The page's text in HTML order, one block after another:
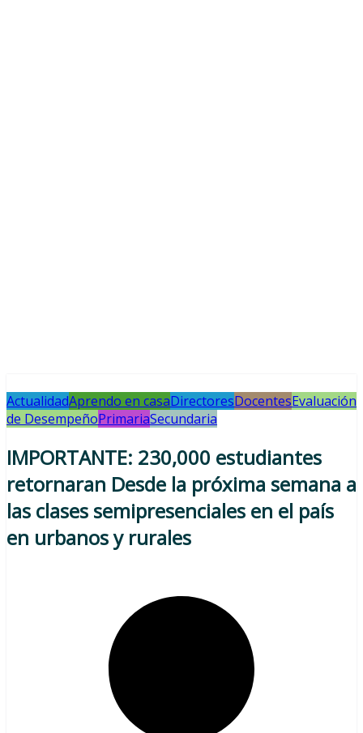
ActualidadAprendo en casaDirectoresDocentesEvaluación
de DesempeñoPrimariaSecundaria
IMPORTANTE: 230,000 estudiantes
retornaran Desde la próxima semana a
las clases semipresenciales en el país
en urbanos y rurales